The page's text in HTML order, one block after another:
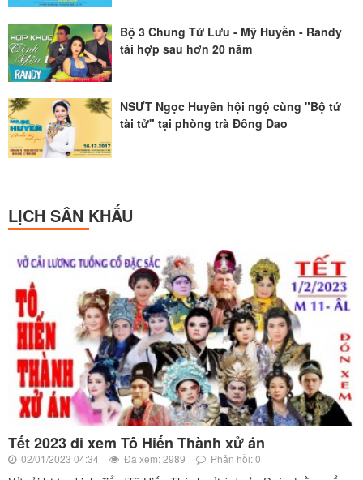
Bộ 3 Chung Tử Lưu - Mỹ Huyền - Randy
tái hợp sau hơn 20 năm
NSƯT Ngọc Huyền hội ngộ cùng "Bộ tứ
tài tử" tại phòng trà Đồng Dao
LỊCH SÂN KHẤU
Tết 2023 đi xem Tô Hiến Thành xử án
02/01/2023 04:34 Đã xem: 2989 Phản hồi: 0